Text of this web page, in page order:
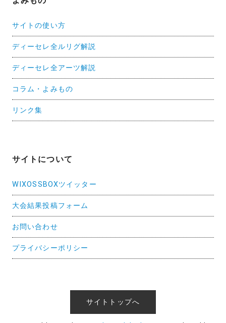
サイトの使い方
ディーセレ全ルリグ解説
ディーセレ全アーツ解説
コラム・よみもの
リンク集
サイトについて
WIXOSSBOXツイッター
大会結果投稿フォーム
お問い合わせ
プライバシーポリシー
サイトトップへ